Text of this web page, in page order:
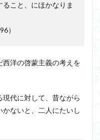
こと、にほかなりま
）
洋の啓蒙主義の考えを
代に対して、昔ながら
ないと、二人にたいし